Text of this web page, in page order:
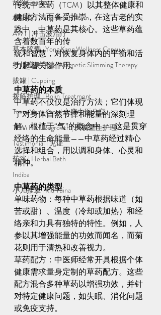
刮痧Guasha
极阳灸Ji Yang Moxibustion
AWT | 冲击波治疗
草本胶囊 | Yong Kang Wellness Capsule
纤川瘦身疗法 | Magnetic Slimming Therapy
拔罐 | Cupping
拨筋护理 | Bojin Treatment
Team Yong Kang | 永康中医分享
TCM Hair Regrowth | 头发重生护理
Testimonial | 见证
药浴 | Herbal Bath
Indiba
小儿推拿 l Kid Tuina
传统中医药（TCM）以其整体健康和
健康方法而备受推崇，在这古老的实
践中，中草药是其核心。这些草药蕴
含着数百年的传
统和智慧，对恢复身体内的平衡和活
力起着关键作用。
中草药的本质
中草药不仅仅是治疗方法；它们体现
了对身体自然节律和能量的深刻理
解。根植于“气”的概念中——这是贯穿
经络的生命能量——中草药经过精心
选择和组合，用以调和身体、心灵和
精神。
中草药的类型
单味药物：每种中草药根据味道（如
苦或甜）、温度（冷却或加热）和经
络亲和力具有独特的特性。例如，人
参以其增强能量的功效而闻名，而菊
花则用于清热和改善视力。
草药配方：中医师经常开具根据个体
健康需求量身定制的草药配方。这些
配方混合多种草药以增强功效，并针
对特定健康问题，如失眠、消化问题
或免疫支持。